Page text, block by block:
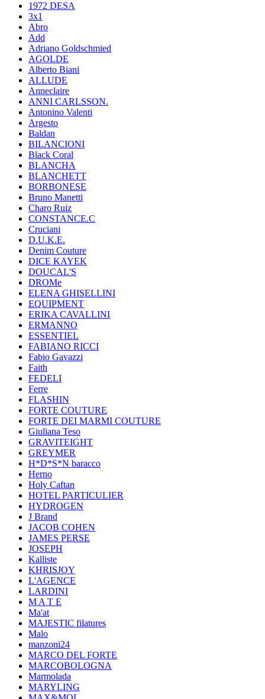
1972 DESA
3x1
Abro
Add
Adriano Goldschmied
AGOLDE
Alberto Biani
ALLUDE
Anneclaire
ANNI CARLSSON.
Antonino Valenti
Argesto
Baldan
BILANCIONI
Black Coral
BLANCHA
BLANCHETT
BORBONESE
Bruno Manetti
Charo Ruiz
CONSTANCE.C
Cruciani
D.U.K.E.
Denim Couture
DICE KAYEK
DOUCAL'S
DROMe
ELENA GHISELLINI
EQUIPMENT
ERIKA CAVALLINI
ERMANNO
ESSENTIEL
FABIANO RICCI
Fabio Gavazzi
Faith
FEDELI
Ferre
FLASHIN
FORTE COUTURE
FORTE DEI MARMI COUTURE
Giuliana Teso
GRAVITEIGHT
GREYMER
H*D*S*N baracco
Herno
Holy Caftan
HOTEL PARTICULIER
HYDROGEN
J Brand
JACOB COHEN
JAMES PERSE
JOSEPH
Kalliste
KHRISJOY
L'AGENCE
LARDINI
M A T E
Ma'at
MAJESTIC filatures
Malo
manzoni24
MARCO DEL FORTE
MARCOBOLOGNA
Marmolada
MARYLING